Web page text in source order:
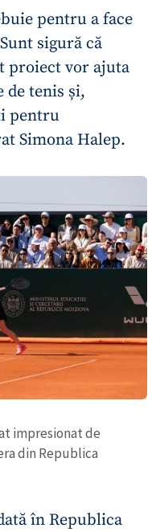
ZdG
русском
pentru a face
sigură că
proiect vor ajuta
de tenis și,
pentru
Simona Halep.
impresionat de
din Republica
în Republica